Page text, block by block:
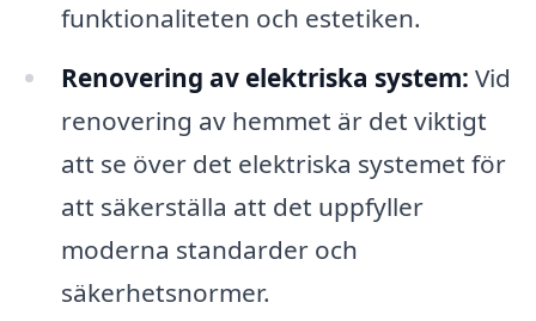
funktionaliteten och estetiken.
Renovering av elektriska system: Vid
renovering av hemmet är det viktigt
att se över det elektriska systemet för
att säkerställa att det uppfyller
moderna standarder och
säkerhetsnormer.